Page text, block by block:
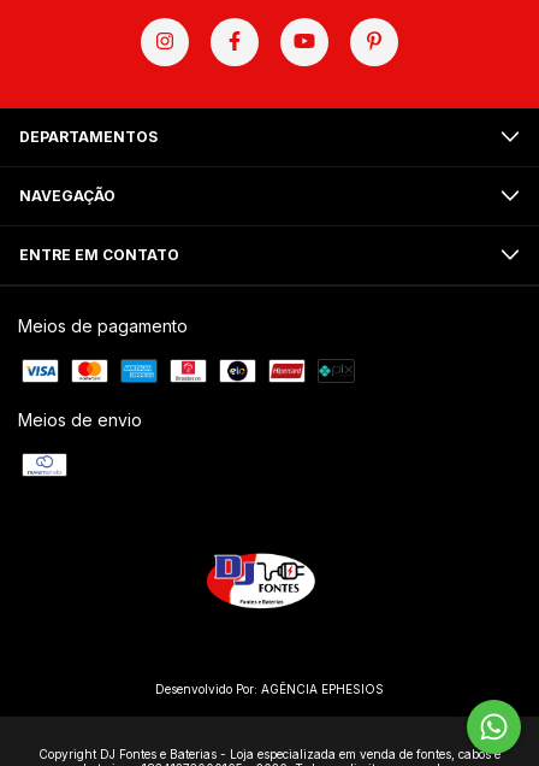
DEPARTAMENTOS
NAVEGAÇÃO
ENTRE EM CONTATO
Meios de pagamento
Meios de envio
Desenvolvido Por: AGÊNCIA EPHESIOS
Copyright DJ Fontes e Baterias - Loja especializada em venda de fontes, cabos e